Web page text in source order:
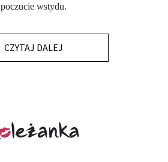
poczucie wstydu.
CZYTAJ DALEJ